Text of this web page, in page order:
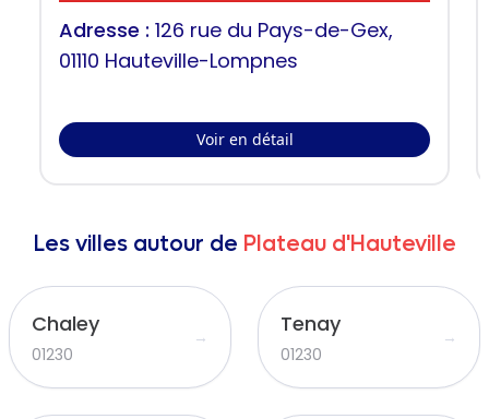
Adresse : 126 rue du Pays-de-Gex,
01110 Hauteville-Lompnes
Voir en détail
Les villes autour de Plateau d'Hauteville
Chaley
01230
→ Tenay
01230
→